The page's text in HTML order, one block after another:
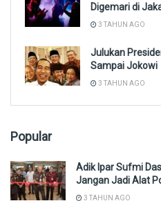
Digemari di
3 TAHUN AGO
Julukan
Sampai Jokowi
3 TAHUN AGO
Popular
Adik Ipar Sufmi
Jangan Jadi Alat
3 TAHUN AGO